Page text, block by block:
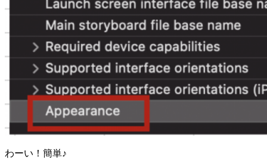
わーい！簡単♪